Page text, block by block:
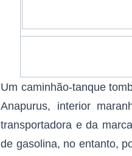
Um caminhão-tanque
Anapurus, interior
transportadora e da
de gasolina, no entanto,